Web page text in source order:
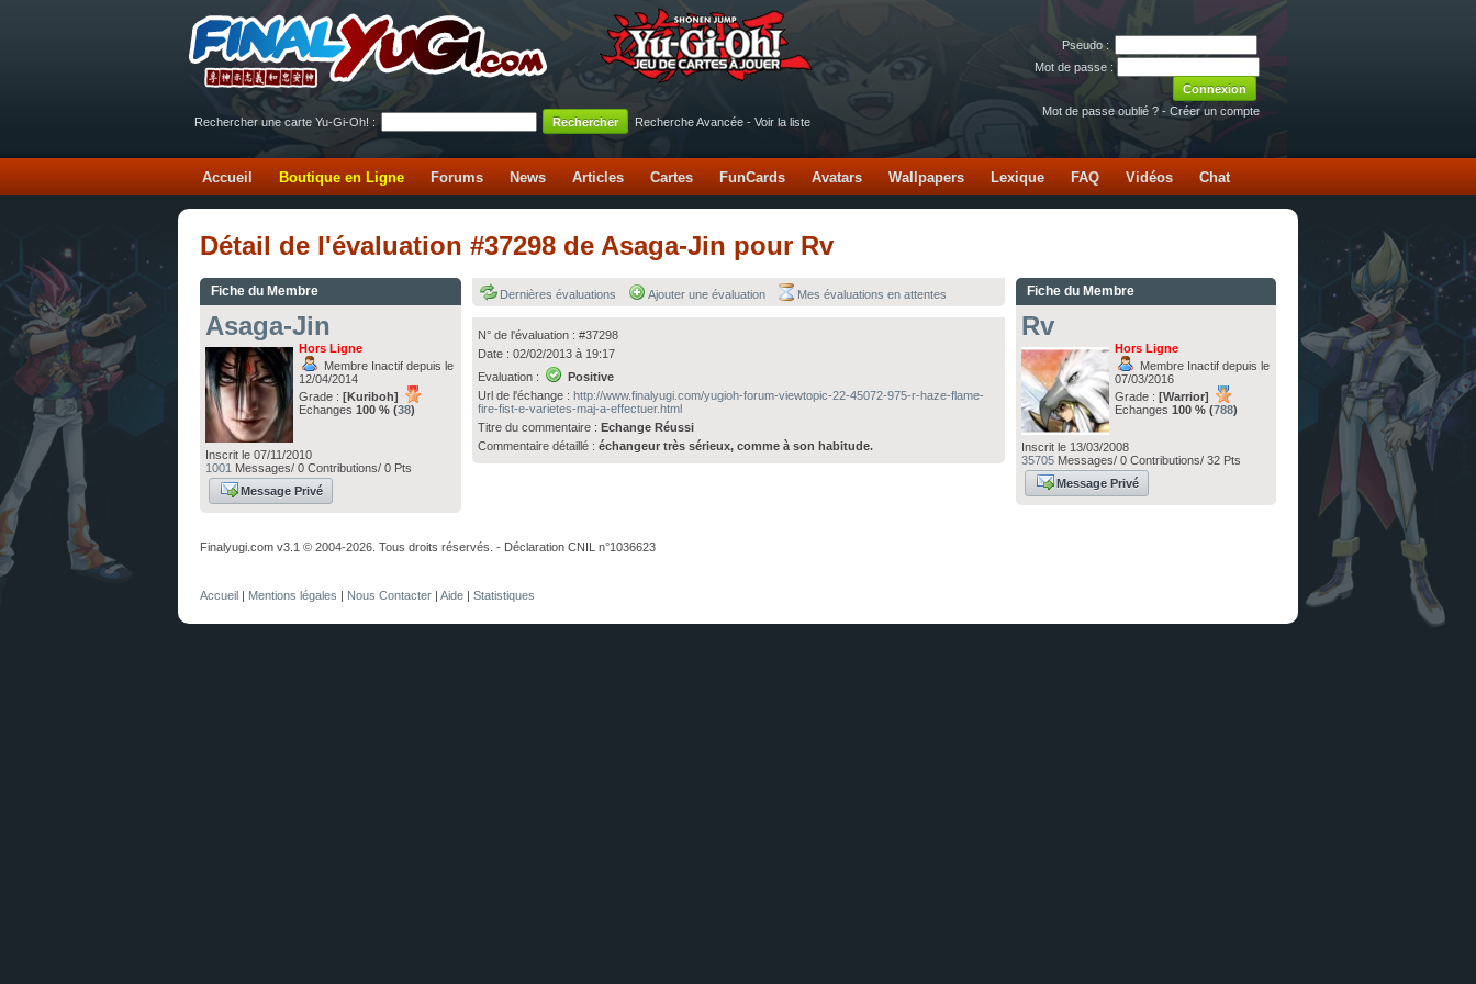
Pseudo :
Mot de passe :
Mot de passe oublié ? - Créer un compte
Rechercher une carte Yu-Gi-Oh! :
Recherche Avancée - Voir la liste
Accueil Boutique en Ligne Forums News Articles Cartes FunCards Avatars Wallpapers Lexique FAQ Vidéos Chat
Détail de l'évaluation #37298 de Asaga-Jin pour Rv
Fiche du Membre
Asaga-Jin
Hors Ligne
Membre Inactif depuis le
12/04/2014
Grade : [Kuriboh]
Echanges 100 % (38)
Inscrit le 07/11/2010
1001 Messages/ 0 Contributions/ 0 Pts
Message Privé
Dernières évaluations Ajouter une évaluation Mes évaluations en attentes
N° de l'évaluation : #37298
Date : 02/02/2013 à 19:17
Evaluation :
Positive
Url de l'échange : http://www.finalyugi.com/yugioh-forum-viewtopic-22-45072-975-r-haze-flame-
fire-fist-e-varietes-maj-a-effectuer.html
Titre du commentaire : Echange Réussi
Commentaire détaillé : échangeur très sérieux, comme à son habitude.
Fiche du Membre
Rv
Hors Ligne
Membre Inactif depuis le
07/03/2016
Grade : [Warrior]
Echanges 100 % (788)
Inscrit le 13/03/2008
35705Messages/ 0 Contributions/ 32 Pts
Message Privé
Finalyugi.com v3.1 © 2004-2026. Tous droits réservés. - Déclaration CNIL n°1036623
Accueil Mentions légales Nous Contacter Aide Statistiques